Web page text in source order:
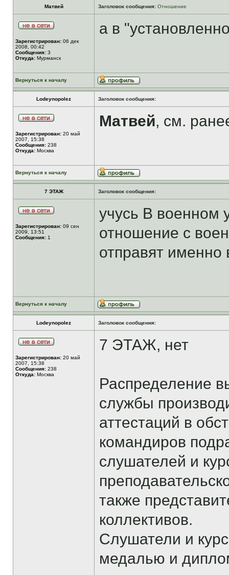
Матвей Заголовок сообщения: Отношение
Зарегистрирован: 06 дек
2008, 00:42
Сообщения: 3
Откуда: Мурманск
а в
Вернуться к началу
Lodeynopolez Заголовок сообщения:
Зарегистрирован: 20 май
2007, 15:38
Сообщения: 238
Откуда: Москва
Матвей, см.
Вернуться к началу
7 ЭТАЖ Заголовок сообщения:
Зарегистрирован: 09 сен
2009, 13:51
Сообщения: 1
учусь В военном
отношение с
отправят именно
Вернуться к началу
Lodeynopolez Заголовок сообщения:
Зарегистрирован: 20 май
2007, 15:38
Сообщения: 238
Откуда: Москва
7 ЭТАЖ, нет
Распределение
службы
аттестаций в
командиров
слушателей и
также
коллективов.
Слушатели и
медалью и